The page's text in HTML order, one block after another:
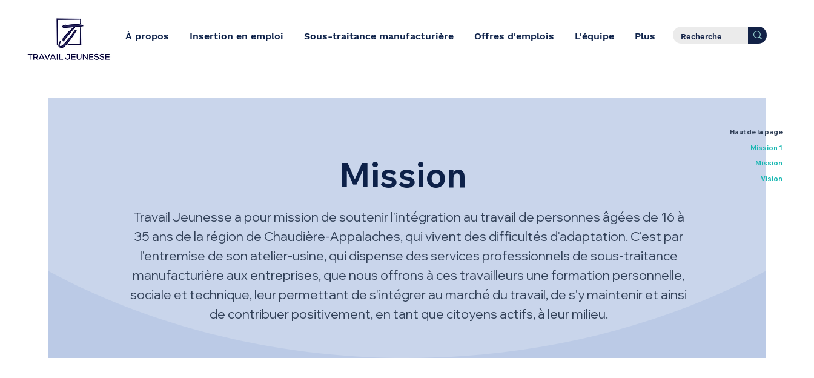
À propos Insertion en emploi Sous-traitance manufacturière Offres d'emplois L'équipe Plus
Mission
Haut de la page
Mission 1
Mission
Vision
Travail Jeunesse a pour mission de soutenir l'intégration au travail de personnes âgées de 16 à
35 ans de la région de Chaudière-Appalaches, qui vivent des difficultés d'adaptation. C'est par
l'entremise de son atelier-usine, qui dispense des services professionnels de sous-traitance
manufacturière aux entreprises, que nous offrons à ces travailleurs une formation personnelle,
sociale et technique, leur permettant de s'intégrer au marché du travail, de s'y maintenir et ainsi
de contribuer positivement, en tant que citoyens actifs, à leur milieu.